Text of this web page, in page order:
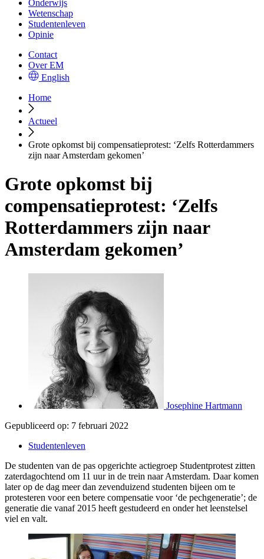
Onderwijs
Wetenschap
Studentenleven
Opinie
Contact
Over EM
English
Home
Actueel
Grote opkomst bij compensatieprotest: ‘Zelfs Rotterdammers
zijn naar Amsterdam gekomen’
Grote opkomst bij
compensatieprotest: ‘Zelfs
Rotterdammers zijn naar
Amsterdam gekomen’
Josephine Hartmann
Gepubliceerd op: 7 februari 2022
Studentenleven
De studenten van de pas opgerichte actiegroep Studentprotest zitten
zaterdagochtend om 11 uur in de trein naar Amsterdam. Daar komen
later op de dag meer dan zevenduizend studenten bijeen om te
protesteren voor een betere compensatie voor ‘de pechgeneratie’; de
generatie die vanaf 2015 heeft gestudeerd en onder het leenstelsel
viel en valt.